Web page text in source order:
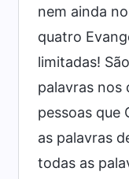
nem ainda
quatro
limitadas!
palavras nos
pessoas que
as palavras
todas as